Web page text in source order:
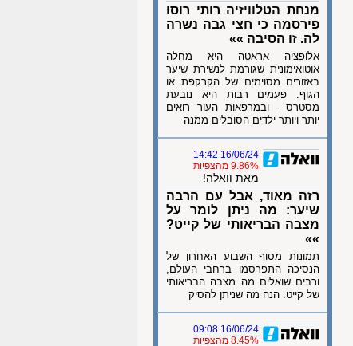
מנחת הטלוויזיה רותי רוסו
פירסמה כי חצי גבה נשרה
לה. זו הסיבה »»
אלופציה אראטה היא מחלה
אוטואימונית שגורמת לנשירת שיער
באזורים מסוימים של הקרקפת או
הגוף. פעמים רבות היא נובעת
מסטרס - ובמרפאות העור רואים
יותר ויותר ילדים הסובלים ממנה
16/06/24 14:42
9.86% מהצפיות
מאת וואלה!
רזה מאוד, אבל עם הרבה
שיער: מה ניתן לומר על
מצבה הבריאותי של קייט?
»»
תמונות מסוף השבוע האחרון של
הנסיכה התפרסמו ברחבי העולם,
ורבים שואלים מה מצבה הבריאותי
של קייט. הנה מה שניתן להסיק
16/06/24 09:08
8.45% מהצפיות